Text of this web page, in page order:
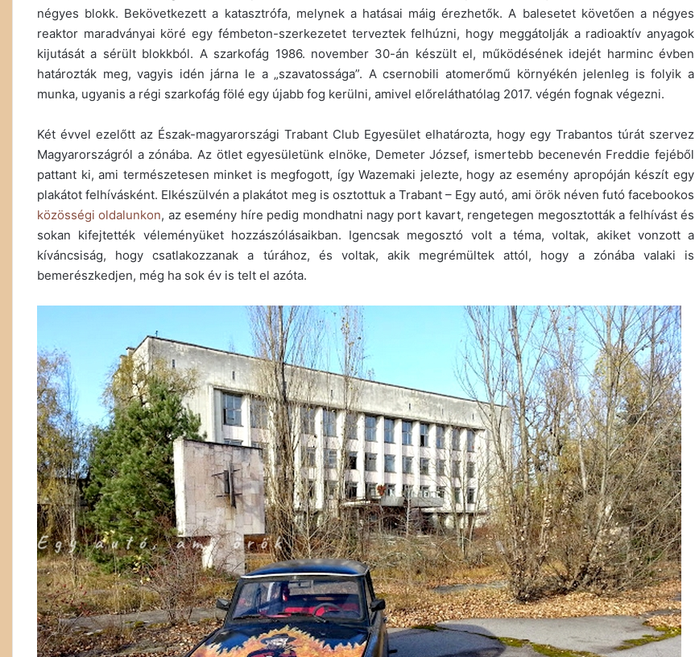
négyes blokk. Bekövetkezett a katasztrófa, melynek a hatásai máig érezhetők. A balesetet követően a négyes
reaktor maradványai köré egy fémbeton-szerkezetet terveztek felhúzni, hogy meggátolják a radioaktív anyagok
kijutását a sérült blokkból. A szarkofág 1986. november 30-án készült el, működésének idejét harminc évben
határozták meg, vagyis idén járna le a „szavatossága”. A csernobili atomerőmű környékén jelenleg is folyik a
munka, ugyanis a régi szarkofág fölé egy újabb fog kerülni, amivel előreláthatólag 2017. végén fognak végezni.
Két évvel ezelőtt az Észak-magyarországi Trabant Club Egyesület elhatározta, hogy egy Trabantos túrát szervez
Magyarországról a zónába. Az ötlet egyesületünk elnöke, Demeter József, ismertebb becenevén Freddie fejéből
pattant ki, ami természetesen minket is megfogott, így Wazemaki jelezte, hogy az esemény apropóján készít egy
plakátot felhívásként. Elkészülvén a plakátot meg is osztottuk a Trabant – Egy autó, ami örök néven futó facebookos
közösségi oldalunkon, az esemény híre pedig mondhatni nagy port kavart, rengetegen megosztották a felhívást és
sokan kifejtették véleményüket hozzászólásaikban. Igencsak megosztó volt a téma, voltak, akiket vonzott a
kíváncsiság, hogy csatlakozzanak a túrához, és voltak, akik megrémültek attól, hogy a zónába valaki is
bemerészkedjen, még ha sok év is telt el azóta.